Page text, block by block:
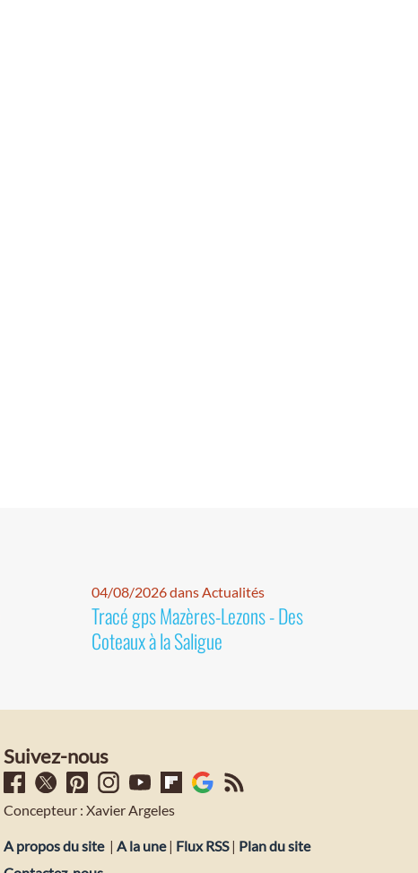
04/08/2026 dans Actualités
Tracé gps Mazères-Lezons - Des
Coteaux à la Saligue
Suivez-nous
Concepteur : Xavier Argeles
A propos du site | A la une| Flux RSS| Plan du site